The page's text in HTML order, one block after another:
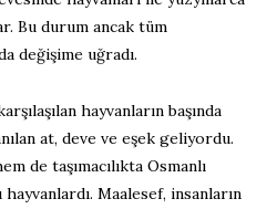
Bu durum ancak tüm
değişime uğradı.
hayvanların başında
at, deve ve eşek geliyordu.
de taşımacılıkta Osmanlı
hayvanlardı. Maalesef, insanların